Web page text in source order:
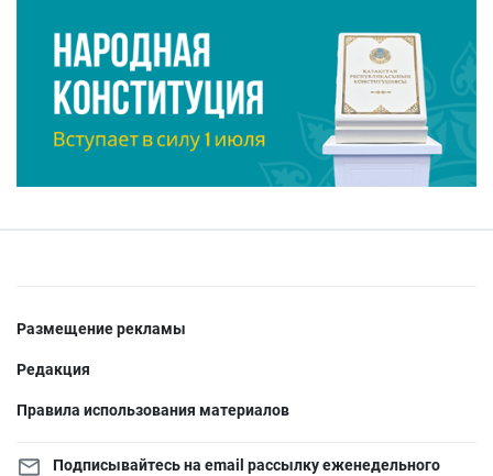
Размещение рекламы
Редакция
Правила использования материалов
Подписывайтесь на email рассылку еженедельного